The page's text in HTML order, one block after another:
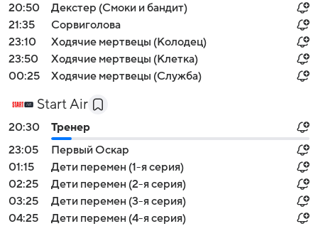
20:50
Декстер (Смоки и бандит)
21:35
Сорвиголова
23:10
Ходячие мертвецы (Колодец)
23:50
Ходячие мертвецы (Клетка)
00:25
Ходячие мертвецы (Служба)
Start Air
20:30
Тренер
23:05
Первый Оскар
01:15
Дети перемен (1-я серия)
02:25
Дети перемен (2-я серия)
03:25
Дети перемен (3-я серия)
04:25
Дети перемен (4-я серия)